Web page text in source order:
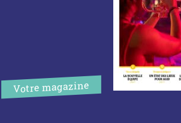
Votre magazine